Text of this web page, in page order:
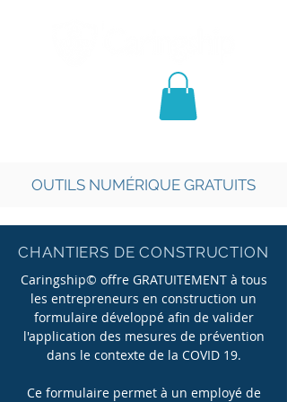
OUTILS NUMÉRIQUE GRATUITS
CHANTIERS DE CONSTRUCTION
Caringship© offre GRATUITEMENT à tous
les entrepreneurs en construction un
formulaire développé afin de valider
l'application des mesures de prévention
dans le contexte de la COVID 19.
Ce formulaire permet à un employé de